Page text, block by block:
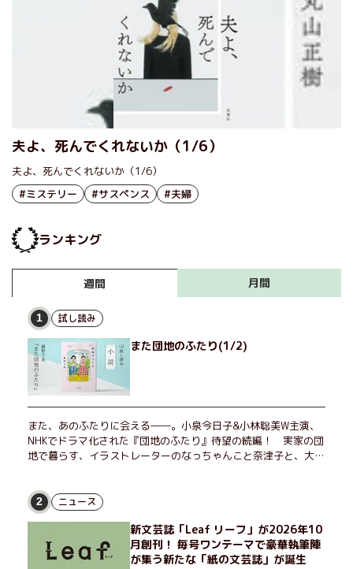
夫よ、死んでくれないか（1/6）
夫よ、死んでくれないか（1/6）
#ミステリー
#サスペンス #夫婦
ランキング
週間 月間
1 試し読み
また団地のふたり(1/2)
また、あのふたりに会える――。小泉今日子&小林聡美W主演、
NHKでドラマ化された『団地のふたり』待望の続編！ 実家の団
地で暮らす、イラストレーターのなっちゃんこと奈津子と、大学
げたり、部屋でふたりだけの「台湾映画祭」を催したり。50代
独身、幼なじみの変わらぬ友情とささやかな幸せの日々を描く。
2 ニュース
新文芸誌「Leaf リーフ」が2026年10
月創刊！ 毎号ワンテーマで豪華執筆陣
が集う新たな「紙の文芸誌」が誕生